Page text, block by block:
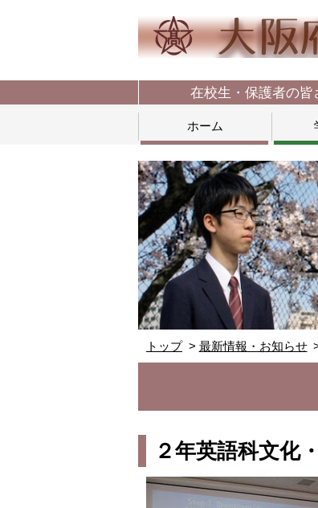
在校生・保護者の皆
ホーム
トップ 最新情報・お知らせ
２年英語科文化